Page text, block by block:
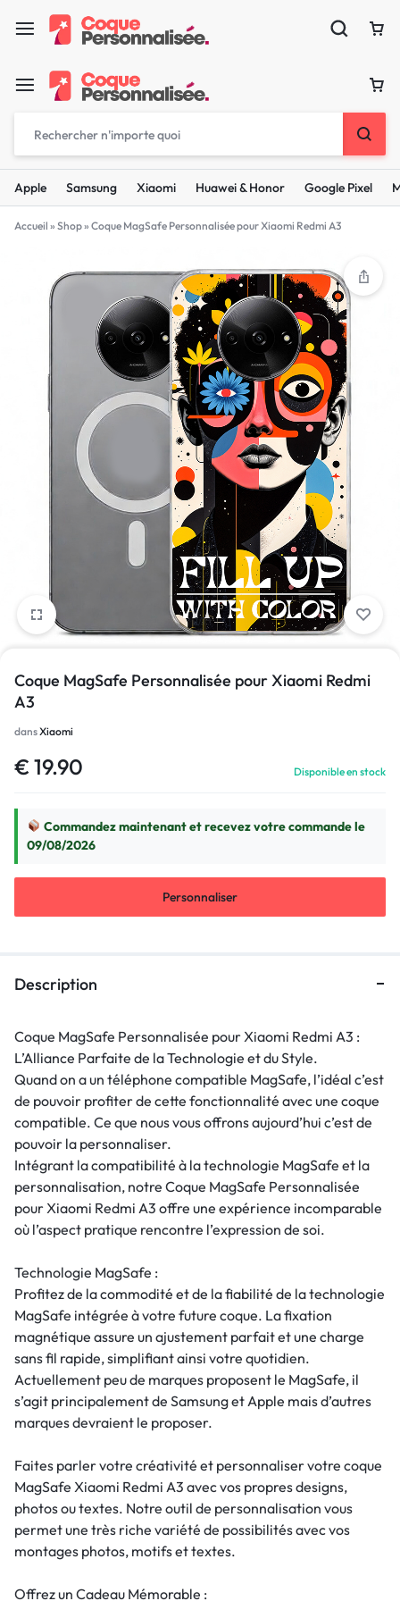
Apple Samsung Xiaomi Huawei & Honor Google Pixel
Accueil » Shop» Coque MagSafe Personnalisée pour Xiaomi Redmi A3
1/1
Coque MagSafe Personnalisée pour Xiaomi Redmi
A3
dansXiaomi
€ 19.90 Disponible en stock
Commandez maintenant et recevez votre commande le
09/08/2026
Personnaliser
Description
Coque MagSafe Personnalisée pour Xiaomi Redmi A3 :
L’Alliance Parfaite de la Technologie et du Style.
Quand on a un téléphone compatible MagSafe, l’idéal c’est
de pouvoir profiter de cette fonctionnalité avec une coque
compatible. Ce que nous vous offrons aujourd’hui c’est de
pouvoir la personnaliser.
Intégrant la compatibilité à la technologie MagSafe et la
personnalisation, notre Coque MagSafe Personnalisée
pour Xiaomi Redmi A3 offre une expérience incomparable
où l’aspect pratique rencontre l’expression de soi.
Technologie MagSafe :
Profitez de la commodité et de la fiabilité de la technologie
MagSafe intégrée à votre future coque. La fixation
magnétique assure un ajustement parfait et une charge
sans fil rapide, simplifiant ainsi votre quotidien.
Actuellement peu de marques proposent le MagSafe, il
s’agit principalement de Samsung et Apple mais d’autres
marques devraient le proposer.
Faites parler votre créativité et personnaliser votre coque
MagSafe Xiaomi Redmi A3 avec vos propres designs,
photos ou textes. Notre outil de personnalisation vous
permet une très riche variété de possibilités avec vos
montages photos, motifs et textes.
Offrez un Cadeau Mémorable :